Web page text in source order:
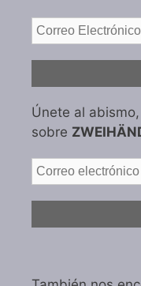
Únete al
sobre